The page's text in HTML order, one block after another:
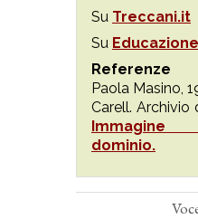
Su Treccani.it
Su
Referenze
Paola Masino,
Carell. Archivio
dominio.